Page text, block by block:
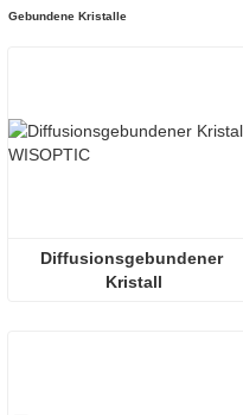
Gebundene Kristalle
Diffusionsgebundener
Kristall